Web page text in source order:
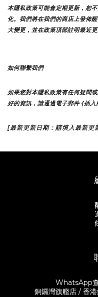
本隱私政策可能會定期更新，恕
化。我們將在我們的商店上發佈
大變更，並在政策頂部註明最近更
如何聯繫我們
如果您對本隱私政策有任何疑問
好的資訊，請通過電子郵件 {插入
[最新更新日期：請填入最新更
WhatsApp
銅鑼灣旗艦店 / 香